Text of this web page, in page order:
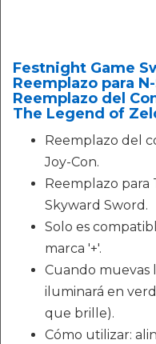
Festnight Game
Reemplazo para
Reemplazo del
The Legend of
Reemplazo del
Joy-Con.
Reemplazo para
Skyward Sword.
Solo es
marca '+'.
Cuando muevas
iluminará en
que brille).
Cómo utilizar: